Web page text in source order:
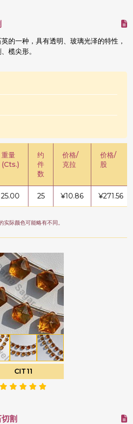
的一种，具有透明、玻璃光泽的特性，
榄尖形。
重量
(Cts.)
约
件
数
价格/
克拉
价格/
股
25.00 25 ¥10.86 ¥271.56
际颜色可能略有不同。
CIT11
割